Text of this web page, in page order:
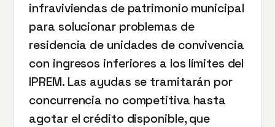
infraviviendas de patrimonio municipal
para solucionar problemas de
residencia de unidades de convivencia
con ingresos inferiores a los límites del
IPREM. Las ayudas se tramitarán por
concurrencia no competitiva hasta
agotar el crédito disponible, que